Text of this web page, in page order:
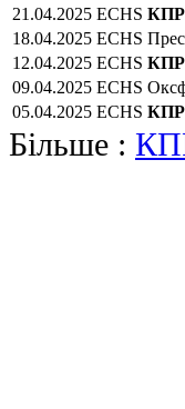
21.04.2025 ECHS КПР
18.04.2025 ECHS
12.04.2025 ECHS КПР
09.04.2025 ECHS
05.04.2025 ECHS КПР
Більше :